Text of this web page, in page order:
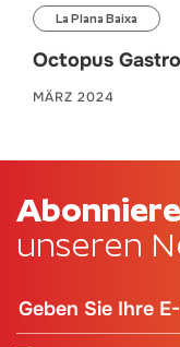
La Plana Baixa
Octopus
MÄRZ 2024
unseren